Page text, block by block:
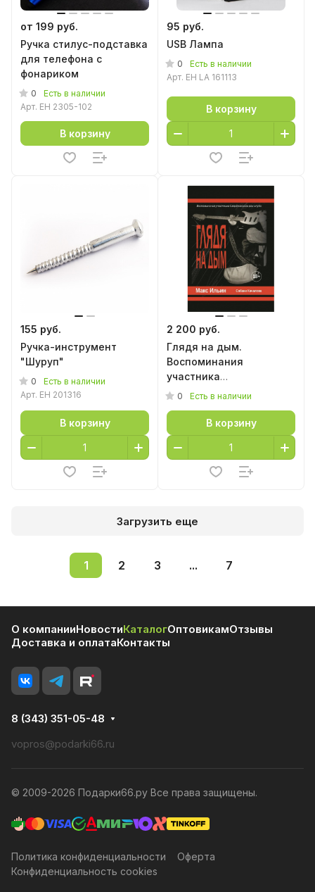
от 199 руб.
Ручка стилус-подставка
для телефона с
фонариком
0
Есть в наличии
Арт. EH 2305-102
В корзину
95 руб.
USB Лампа
0
Есть в наличии
Арт. EH LA 161113
В корзину
155 руб.
Ручка-инструмент
"Шуруп"
0
Есть в наличии
Арт. EH 201316
В корзину
2 200 руб.
Глядя на дым.
Воспоминания
участника
Свердловского рок-
0 Есть в наличии
В корзину
Загрузить еще
1 2 3 ... 7
О компанииНовостиКаталогОптовикамОтзывы
Доставка и оплатаКонтакты
8 (343) 351-05-48
vopros@podarki66.ru
© 2009-2026 Подарки66.ру Все права защищены.
Политика конфиденциальности
Конфиденциальность cookies
Оферта